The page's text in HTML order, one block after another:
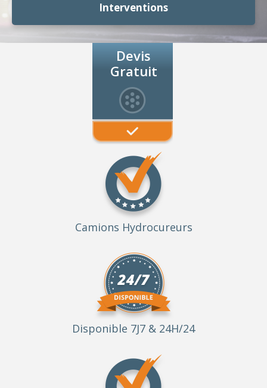
Interventions
Devis
Gratuit
Camions Hydrocureurs
Disponible 7J7 & 24H/24